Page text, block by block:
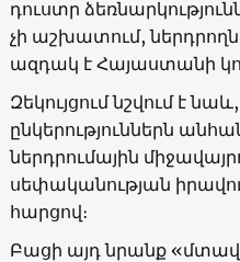
դուստր
չի աշխատում,
ազդակ է Հայաստանի
Զեկույցում նշվում է
ընկերություններն
ներդրումային
սեփականության
հարցով։
Բացի այդ նրանք